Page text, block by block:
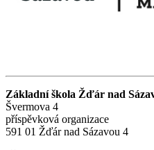
Základní škola Žďár nad
Švermova 4
příspěvková organizace
591 01 Žďár nad Sázavou 4